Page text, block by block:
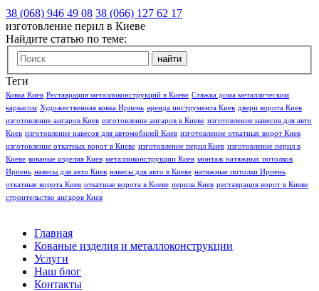
38 (068) 946 49 08 38 (066) 127 62 17
изготовление перил в Киеве
Найдите статью по теме:
Теги
Ковка Киев Реставрация металлоконструкций в Киеве Стяжка дома металлическим
каркасом Художественная ковка Ирпень аренда инструмента Киев двери ворота Киев
изготовление ангаров Киев изготовление ангаров в Киеве изготовление навесов для авто
Киев изготовление навесов для автомобилей Киев изготовление откатных ворот Киев
изготовление откатных ворот в Киеве изготовление перил Киев изготовление перил в
Киеве кованые изделия Киев металлоконструкции Киев монтаж натяжных потолков
Ирпень навесы для авто Киев навесы для авто в Киеве натяжные потолки Ирпень
откатные ворота Киев откатные ворота в Киеве перила Киев реставрация ворот в Киеве
строительство ангаров Киев
Главная
Кованые изделия и металлоконструкции
Услуги
Наш блог
Контакты